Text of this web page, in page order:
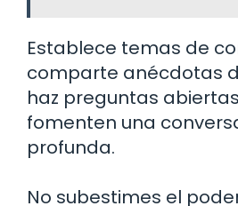
Establece temas de
comparte anécdotas
haz preguntas
fomenten una
profunda.
No subestimes el